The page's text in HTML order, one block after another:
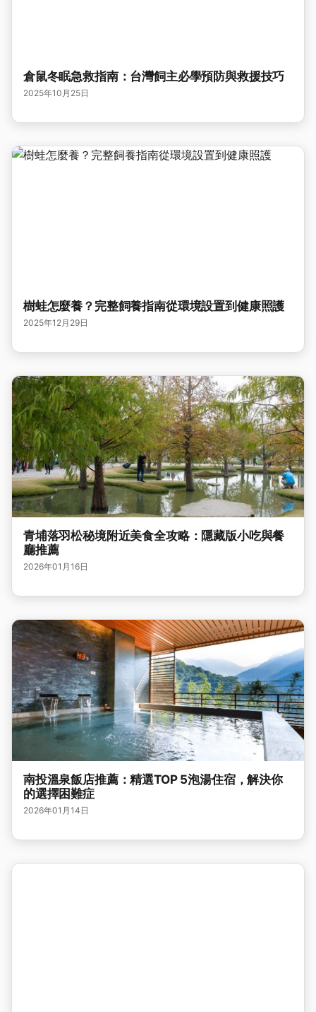
倉鼠冬眠急救指南：台灣飼主必學預防與救援技巧
2025年10月25日
樹蛙怎麼養？完整飼養指南從環境設置到健康照護
2025年12月29日
青埔落羽松秘境附近美食全攻略：隱藏版小吃與餐
廳推薦
2026年01月16日
南投溫泉飯店推薦：精選TOP 5泡湯住宿，解決你
的選擇困難症
2026年01月14日